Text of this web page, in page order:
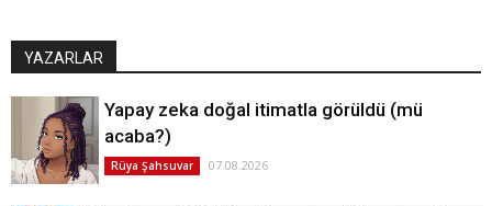
YAZARLAR
Yapay zeka doğal itimatla görüldü (mü
acaba?)
Rüya Şahsuvar 07.08.2026